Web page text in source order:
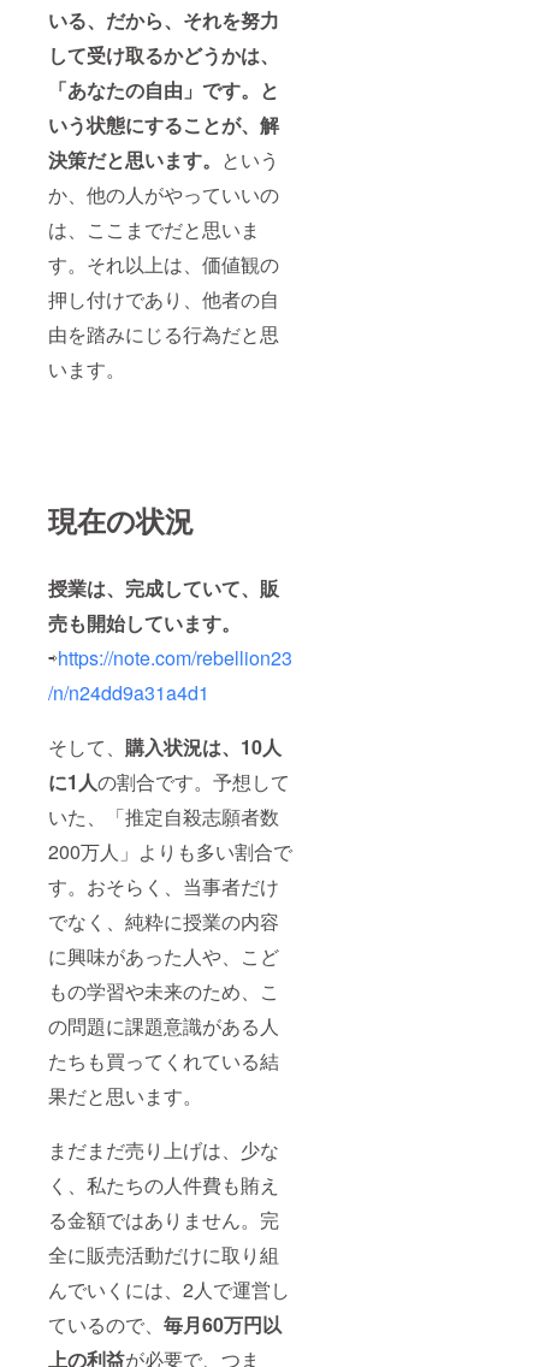
いる、だから、それを努力
して受け取るかどうかは、
「あなたの自由」です。と
いう状態にすることが、解
決策だと思います。 という
か、他の人がやっていいの
は、ここまでだと思いま
す。それ以上は、価値観の
押し付けであり、他者の自
由を踏みにじる行為だと思
います。
現在の状況
授業は、完成していて、販
売も開始しています。
⇨https://note.com/rebellion23
/n/n24dd9a31a4d1
そして、 購入状況は、10人
に1人の割合です。予想して
いた、「推定自殺志願者数
200万人」よりも多い割合で
す。おそらく、当事者だけ
でなく、純粋に授業の内容
に興味があった人や、こど
もの学習や未来のため、こ
の問題に課題意識がある人
たちも買ってくれている結
果だと思います。
まだまだ売り上げは、少な
く、私たちの人件費も賄え
る金額ではありません。完
全に販売活動だけに取り組
んでいくには、2人で運営し
ているので、 毎月60万円以
上の利益が必要で、つま